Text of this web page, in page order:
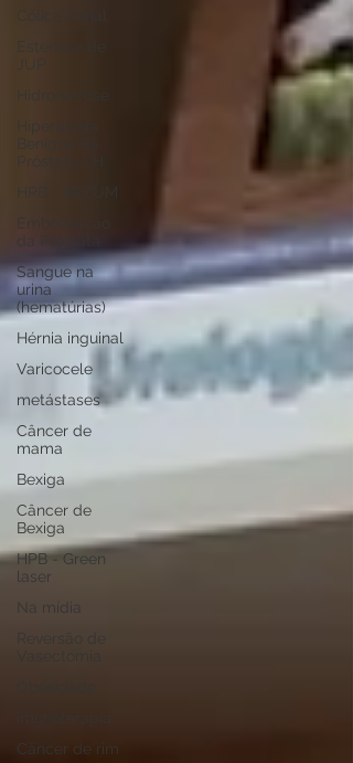
HPB - REZUM
da Próstata
Sangue na
urina
(hematúrias)
Hérnia inguinal
Varicocele
metástases
Câncer de
mama
Bexiga
Câncer de
Bexiga
HPB - Green
laser
Na mídia
Reversão de
Câncer de rim